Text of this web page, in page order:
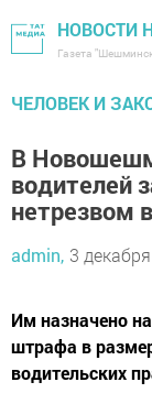
НОВОСТИ
Газета
ЧЕЛОВЕК И
В
водителей
нетрезвом
admin, 3
Им назначено
штрафа в
водительских